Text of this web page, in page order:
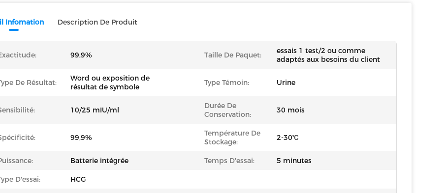
Infomation Description De Produit
99,9% Taille De Paquet:
essais 1 test/2 ou comme
adaptés aux besoins du client
De Résultat:
Word ou exposition de
résultat de symbole
Type Témoin: Urine
10/25 mIU/ml
Durée De
Conservation:
30 mois
99,9%
Température De
Stockage:
2-30℃
Batterie intégrée Temps D'essai: 5 minutes
D'essai: HCG